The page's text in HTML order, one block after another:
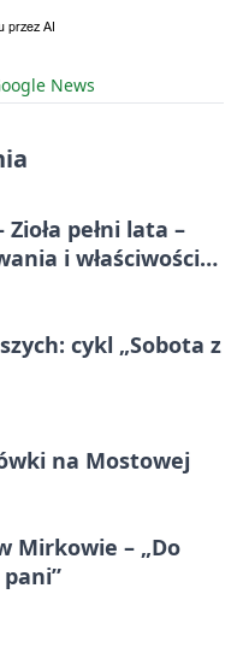
News
pełni lata –
i właściwości
cykl „Sobota z
na Mostowej
Mirkowie – „Do